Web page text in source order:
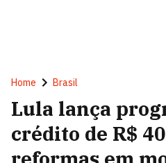
Home Brasil
Lula lança
crédito de R$